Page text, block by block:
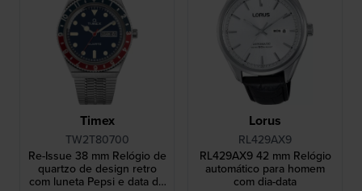
Timex
TW2T80700
Re-Issue 38 mm Relógio de
quartzo de design retro
com luneta Pepsi e data do
Lorus
RL429AX9
RL429AX9 42 mm Relógio
automático para homem
com dia-data